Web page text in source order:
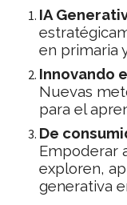
IA
en primaria
Innovando
Nuevas
para el
De
Empoderar
exploren,
generativa